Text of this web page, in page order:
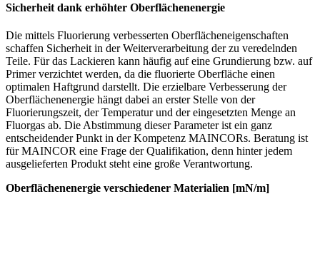
Sicherheit dank erhöhter Oberflächenenergie
Die mittels Fluorierung verbesserten Oberflächeneigenschaften
schaffen Sicherheit in der Weiterverarbeitung der zu veredelnden
Teile. Für das Lackieren kann häufig auf eine Grundierung bzw. auf
Primer verzichtet werden, da die fluorierte Oberfläche einen
optimalen Haftgrund darstellt. Die erzielbare Verbesserung der
Oberflächenenergie hängt dabei an erster Stelle von der
Fluorierungszeit, der Temperatur und der eingesetzten Menge an
Fluorgas ab. Die Abstimmung dieser Parameter ist ein ganz
entscheidender Punkt in der Kompetenz MAINCORs. Beratung ist
für MAINCOR eine Frage der Qualifikation, denn hinter jedem
ausgelieferten Produkt steht eine große Verantwortung.
Oberflächenenergie verschiedener Materialien [mN/m]